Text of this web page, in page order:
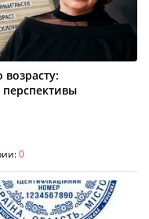
0